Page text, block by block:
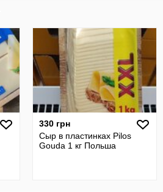
330 грн
Сыр в пластинках Pilos
Gouda 1 кг Польша